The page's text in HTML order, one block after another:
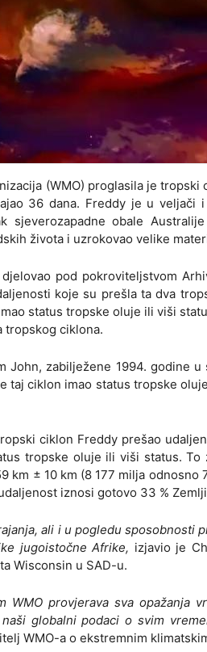
(WMO) proglasila je
36 dana. Freddy je u veljači
sjeverozapadne obale
života i uzrokovao velike
pod pokroviteljstvom
koje su prešla ta dva
status tropske oluje ili viši
tropskog ciklona.
John, zabilježene 1994. godine
taj ciklon imao status tropske
ciklon Freddy prešao
tropske oluje ili viši status. To
km ± 10 km (8 177 milja odnosno
iznosi gotovo 33 %
ali i u pogledu sposobnosti
jugoistočne Afrike, izjavio je
Wisconsin u SAD-u.
provjerava sva opažanja
globalni podaci o svim
WMO-a o ekstremnim